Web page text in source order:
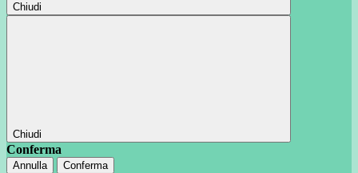
Chiudi
Chiudi
Conferma
Annulla Conferma